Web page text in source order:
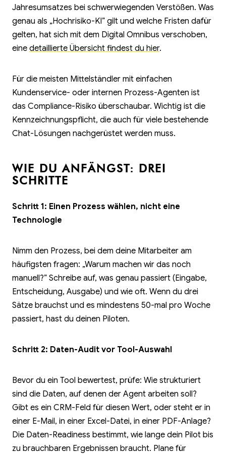
Jahresumsatzes bei schwerwiegenden Verstößen. Was
genau als „Hochrisiko-KI” gilt und welche Fristen dafür
gelten, hat sich mit dem Digital Omnibus verschoben,
eine detaillierte Übersicht findest du hier.
Für die meisten Mittelständler mit einfachen
Kundenservice- oder internen Prozess-Agenten ist
das Compliance-Risiko überschaubar. Wichtig ist die
Kennzeichnungspflicht, die auch für viele bestehende
Chat-Lösungen nachgerüstet werden muss.
WIE DU ANFÄNGST: DREI
SCHRITTE
Schritt 1: Einen Prozess wählen, nicht eine
Technologie
Nimm den Prozess, bei dem deine Mitarbeiter am
häufigsten fragen: „Warum machen wir das noch
manuell?” Schreibe auf, was genau passiert (Eingabe,
Entscheidung, Ausgabe) und wie oft. Wenn du drei
Sätze brauchst und es mindestens 50-mal pro Woche
passiert, hast du deinen Piloten.
Schritt 2: Daten-Audit vor Tool-Auswahl
Bevor du ein Tool bewertest, prüfe: Wie strukturiert
sind die Daten, auf denen der Agent arbeiten soll?
Gibt es ein CRM-Feld für diesen Wert, oder steht er in
einer E-Mail, in einer Excel-Datei, in einer PDF-Anlage?
Die Daten-Readiness bestimmt, wie lange dein Pilot bis
zu brauchbaren Ergebnissen braucht. Plane für